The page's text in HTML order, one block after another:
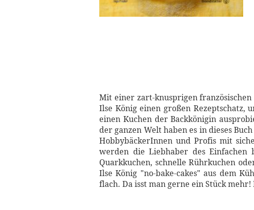
Mit einer zart-knusprigen
Ilse König einen großen Rezeptschatz,
einen Kuchen der Backkönigin
der ganzen Welt haben es in dieses
HobbybäckerInnen und Profis mit
werden die Liebhaber des Einfachen
Quarkkuchen, schnelle Rührkuchen
Ilse König "no-bake-cakes" aus dem
flach. Da isst man gerne ein Stück